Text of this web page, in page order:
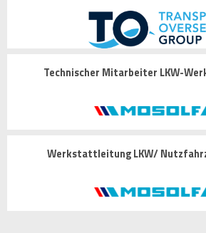
Technischer Mitarbeiter LKW-
Werkstattleitung LKW/